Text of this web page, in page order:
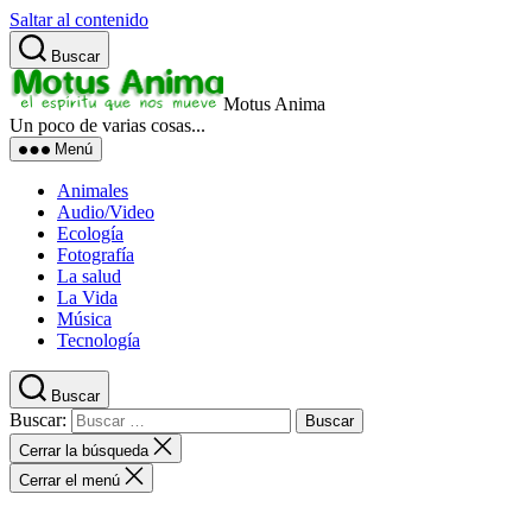
Saltar al contenido
Buscar
Motus Anima
Un poco de varias cosas...
Menú
Animales
Audio/Video
Ecología
Fotografía
La salud
La Vida
Música
Tecnología
Buscar
Buscar:
Cerrar la búsqueda
Cerrar el menú